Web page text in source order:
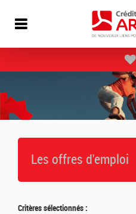
Les offres d'emploi
Critères sélectionnés :